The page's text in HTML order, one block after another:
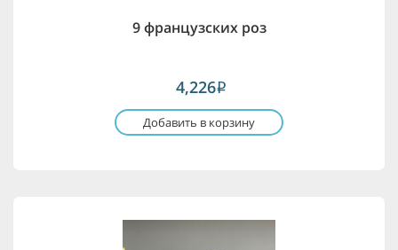
9 французских роз
4,226i
Добавить в корзину